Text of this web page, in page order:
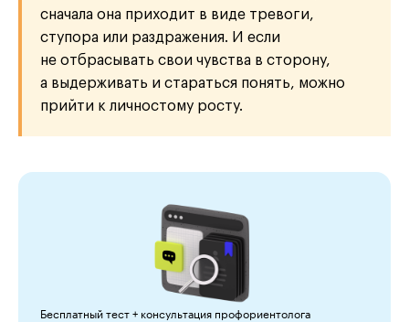
сначала она приходит в виде тревоги,
ступора или раздражения. И если
не отбрасывать свои чувства в сторону,
а выдерживать и стараться понять, можно
прийти к личностому росту.
Бесплатный тест + консультация профориентолога